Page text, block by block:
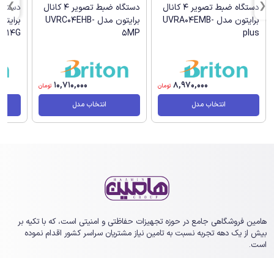
دستگاه ضبط تصویر 4 کانال
برایتون مدل UVRA04EMB-
plus
8,970,000 تومان
انتخاب مدل
دستگاه ضبط تصویر 4 کانال
برایتون مدل UVRC04EHB-
5MP
10,710,000 تومان
انتخاب مدل
هامین فروشگاهی جامع در حوزه تجهیزات حفاظتی و امنیتی است، که با تکیه بر
بیش از یک ‏دهه تجربه نسبت به تامین نیاز مشتریان سراسر کشور اقدام نموده
است.